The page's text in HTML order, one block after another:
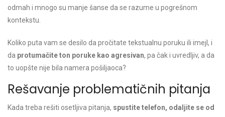
odmah i mnogo su manje šanse da se razume u pogrešnom
kontekstu.
Koliko puta vam se desilo da pročitate tekstualnu poruku ili imejl, i
da protumačite ton poruke kao agresivan, pa čak i uvredljiv, a da
to uopšte nije bila namera pošiljaoca?
Rešavanje problematičnih pitanja
Kada treba rešiti osetljiva pitanja, spustite telefon, odaljite se od